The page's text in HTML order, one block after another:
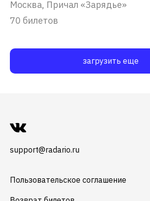
Москва, Причал «Зарядье»
70 билетов
загрузить еще
support@radario.ru
Пользовательское соглашение